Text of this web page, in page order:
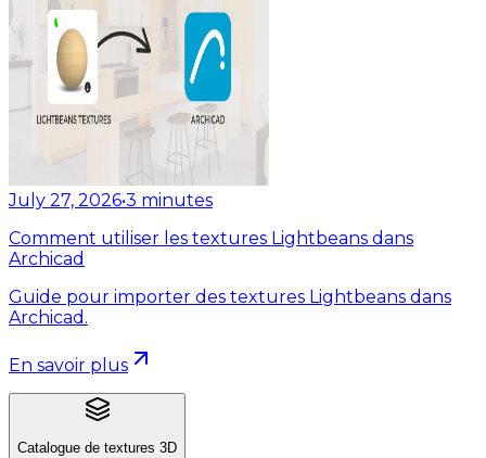
July 27, 2026•3 minutes
Comment utiliser les textures Lightbeans dans
Archicad
Guide pour importer des textures Lightbeans dans
Archicad.
En savoir plus
Catalogue de textures 3D